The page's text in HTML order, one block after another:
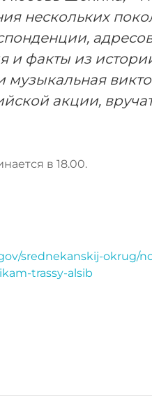
нескольких
и факты из
музыкальная
акции,
в 18.00.
srednekanskij-okrug/
trassy-alsib